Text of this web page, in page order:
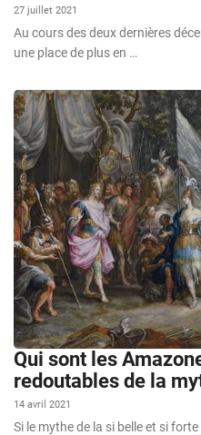
27 juillet 2021
Au cours des deux dernières
une place de plus en …
Qui sont les
redoutables de la
14 avril 2021
Si le mythe de la si belle et si